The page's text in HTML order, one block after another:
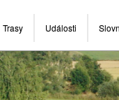
Trasy Události